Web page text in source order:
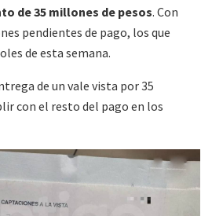
de 35 millones de pesos. Con
pendientes de pago, los que
de esta semana.
de un vale vista por 35
con el resto del pago en los